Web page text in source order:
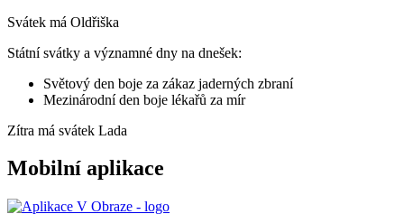
Svátek má Oldřiška
Státní svátky a významné dny na dnešek:
Světový den boje za zákaz jaderných zbraní
Mezinárodní den boje lékařů za mír
Zítra má svátek Lada
Mobilní aplikace